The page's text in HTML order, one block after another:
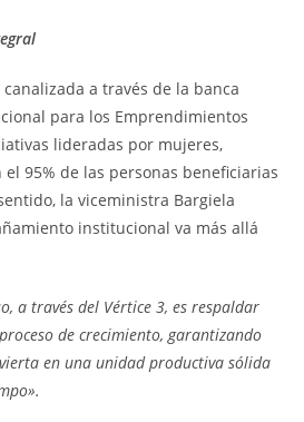
a través de la banca
para los Emprendimientos
lideradas por mujeres,
95% de las personas beneficiarias
la viceministra Bargiela
institucional va más allá
a través del Vértice 3, es respaldar
de crecimiento, garantizando
en una unidad productiva sólida